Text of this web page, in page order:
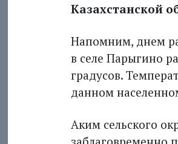
Казахстанской
Напомним, днем
в селе Парыгино
градусов.
данном
Аким сельского